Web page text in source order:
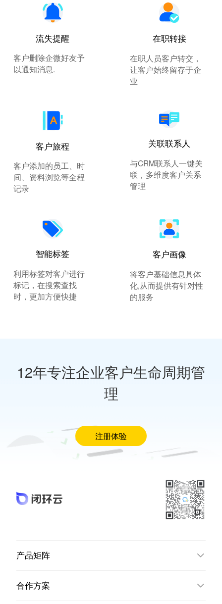
流失提醒
客户删除企微好友予
以通知消息.
在职转接
在职人员客户转交，
让客户始终留存于企
业
客户旅程
客户添加的员工、时
间、资料浏览等全程
记录
关联联系人
与CRM联系人一键关
联，多维度客户关系
管理
智能标签
利用标签对客户进行
标记，在搜索查找
时，更加方便快捷
客户画像
将客户基础信息具体
化,从而提供有针对性
的服务
12年专注企业客户生命周期管
理
注册体验
产品矩阵
合作方案